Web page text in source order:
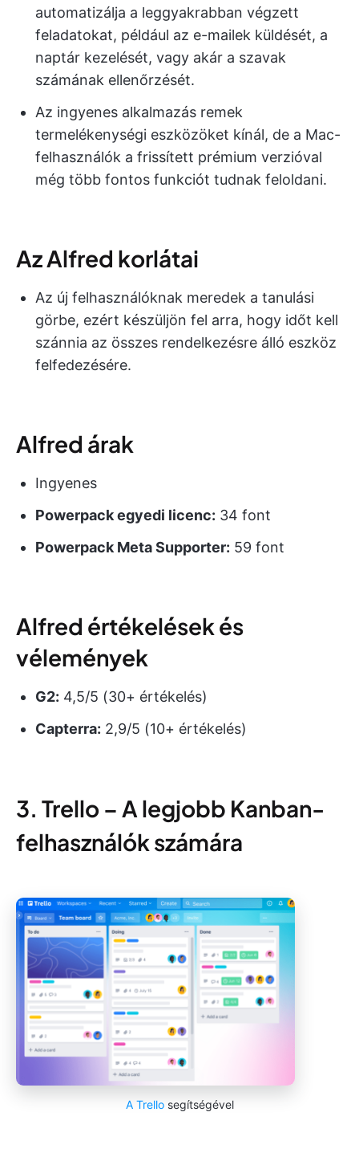
automatizálja a leggyakrabban végzett
feladatokat, például az e-mailek küldését, a
naptár kezelését, vagy akár a szavak
számának ellenőrzését.
Az ingyenes alkalmazás remek
termelékenységi eszközöket kínál, de a Mac-
felhasználók a frissített prémium verzióval
még több fontos funkciót tudnak feloldani.
Az Alfred korlátai
Az új felhasználóknak meredek a tanulási
görbe, ezért készüljön fel arra, hogy időt kell
szánnia az összes rendelkezésre álló eszköz
felfedezésére.
Alfred árak
Ingyenes
Powerpack egyedi licenc: 34 font
Powerpack Meta Supporter: 59 font
Alfred értékelések és
vélemények
G2: 4,5/5 (30+ értékelés)
Capterra: 2,9/5 (10+ értékelés)
3. Trello – A legjobb Kanban-
felhasználók számára
A Trellosegítségével